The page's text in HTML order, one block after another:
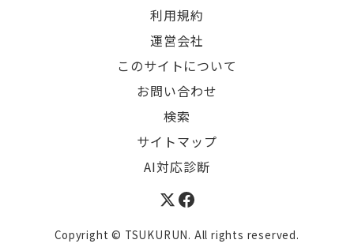
利用規約
運営会社
このサイトについて
お問い合わせ
検索
サイトマップ
AI対応診断
Copyright © TSUKURUN. All rights reserved.